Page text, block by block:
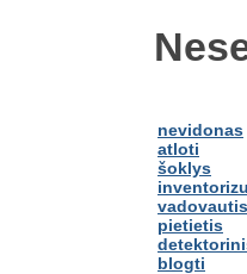
nevidonas
atloti
šoklys
vadovautis
pietietis
blogti